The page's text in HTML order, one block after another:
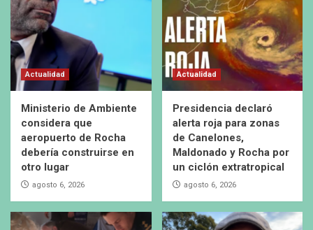
Actualidad
Ministerio de Ambiente
considera que
aeropuerto de Rocha
debería construirse en
otro lugar
agosto 6, 2026
Actualidad
Presidencia declaró
alerta roja para zonas
de Canelones,
Maldonado y Rocha por
un ciclón extratropical
agosto 6, 2026